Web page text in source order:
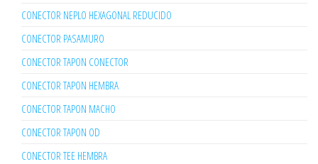
CONECTOR NEPLO HEXAGONAL REDUCIDO
CONECTOR PASAMURO
CONECTOR TAPON CONECTOR
CONECTOR TAPON HEMBRA
CONECTOR TAPON MACHO
CONECTOR TAPON OD
CONECTOR TEE HEMBRA